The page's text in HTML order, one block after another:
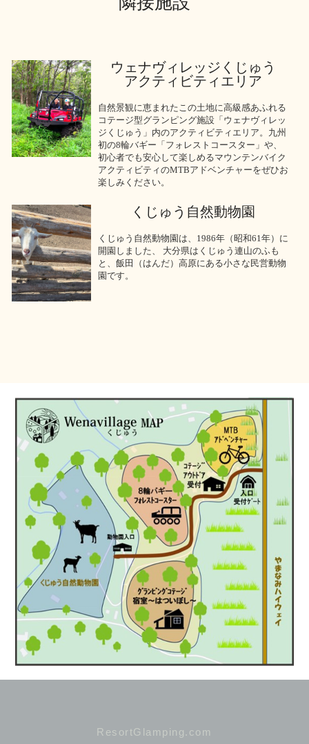
ウェナヴィレッジくじゅう
アクティビティエリア
自然景観に恵まれたこの土地に高級感あふれる
コテージ型グランピング施設「ウェナヴィレッ
ジくじゅう」内のアクティビティエリア。九州
初の8輪バギー「フォレストコースター」や、
初心者でも安心して楽しめるマウンテンバイク
アクティビティのMTBアドベンチャーをぜひお
楽しみください。
くじゅう自然動物園
くじゅう自然動物園は、1986年（昭和61年）に
開園しました、 大分県はくじゅう連山のふも
と、飯田（はんだ）高原にある小さな民営動物
園です。
ResortGlamping.com